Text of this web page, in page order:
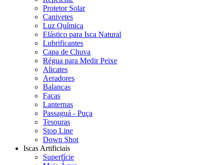
Protetor Solar
Canivetes
Luz Química
Elástico para Isca Natural
Lubrificantes
Capa de Chuva
Régua para Medir Peixe
Alicates
Aeradores
Balanças
Facas
Lanternas
Passaguá - Puça
Tesouras
Stop Line
Down Shot
Iscas Artificiais
Superfície